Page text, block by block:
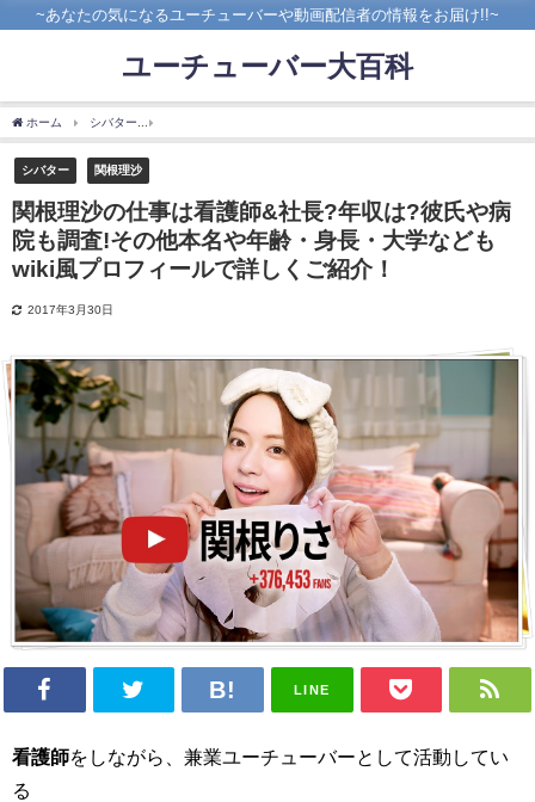
~あなたの気になるユーチューバーや動画配信者の情報をお届け!!~
ユーチューバー大百科
ホーム シバター
シバター 関根理沙
関根理沙の仕事は看護師&社長?年収は?彼氏や病
院も調査!その他本名や年齢・身長・大学なども
wiki風プロフィールで詳しくご紹介！
2017年3月30日
LINE
看護師をしながら、兼業ユーチューバーとして活動してい
る